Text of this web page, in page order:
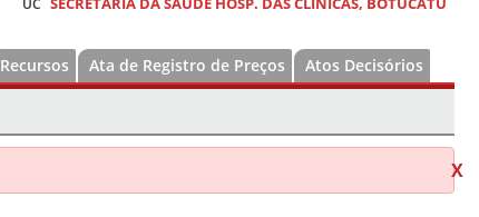
UC
Recursos Ata de Registro de Preços Atos Decisórios
X